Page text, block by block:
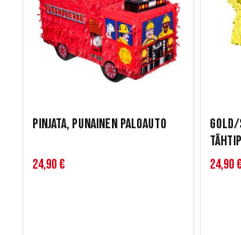
Pinjata, Punainen paloauto
24,90 €
24,90 €